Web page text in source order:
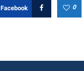
0
Facebook